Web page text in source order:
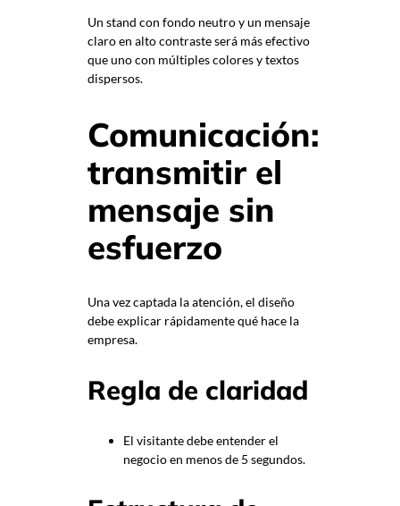
Un stand con fondo neutro y un mensaje
claro en alto contraste será más efectivo
que uno con múltiples colores y textos
dispersos.
Comunicación:
transmitir el
mensaje sin
esfuerzo
Una vez captada la atención, el diseño
debe explicar rápidamente qué hace la
empresa.
Regla de claridad
El visitante debe entender el
negocio en menos de 5 segundos.